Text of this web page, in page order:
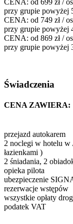
przy grupie powyżej
CENA: od 749 zł /
przy grupie powyżej
CENA: od 869 zł /
przy grupie powyżej
Świadczenia
CENA ZAWIERA:
przejazd autokarem
2 noclegi w hotelu
łazienkami )
2 śniadania, 2
opieka pilota
ubezpieczenie
rezerwacje wstępów
wszystkie opłaty
podatek VAT